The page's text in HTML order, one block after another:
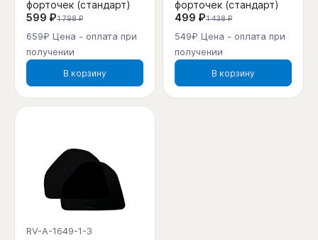
форточек (стандарт)
599 ₽1 798 ₽
659₽ Цена - оплата при
получении
В корзину
форточек (стандарт)
499 ₽1 438 ₽
549₽ Цена - оплата при
получении
В корзину
RV-A-1649-1-3